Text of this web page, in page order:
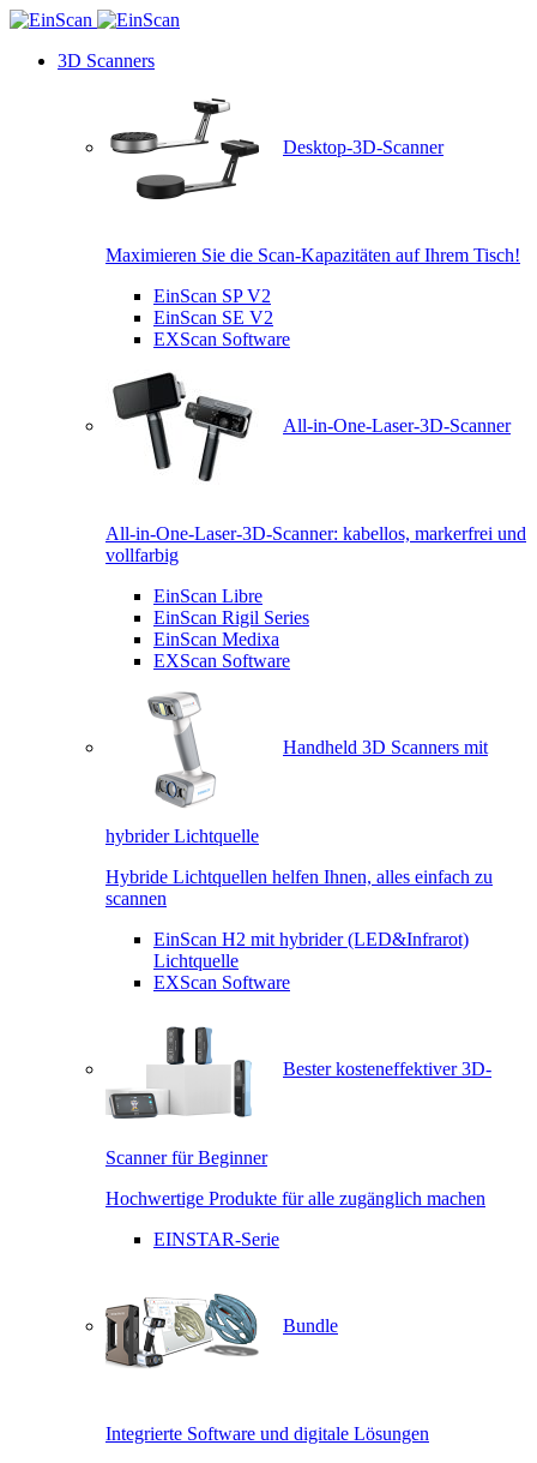
3D Scanners
Desktop-3D-Scanner
Maximieren Sie die Scan-Kapazitäten auf Ihrem Tisch!
EinScan SP V2
EinScan SE V2
EXScan Software
All-in-One-Laser-3D-Scanner
All-in-One-Laser-3D-Scanner: kabellos, markerfrei und
vollfarbig
EinScan Libre
EinScan Rigil Series
EinScan Medixa
EXScan Software
Handheld 3D Scanners mit
hybrider Lichtquelle
Hybride Lichtquellen helfen Ihnen, alles einfach zu
scannen
EinScan H2 mit hybrider (LED&Infrarot)
Lichtquelle
EXScan Software
Bester kosteneffektiver 3D-
Scanner für Beginner
Hochwertige Produkte für alle zugänglich machen
EINSTAR-Serie
Bundle
Integrierte Software und digitale Lösungen